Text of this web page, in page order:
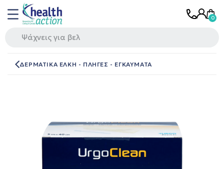
ΔΕΡΜΑΤΙΚΑ ΕΛΚΗ - ΠΛΗΓΕΣ - ΕΓΚΑΥΜΑΤΑ